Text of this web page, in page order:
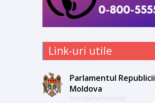
Link-uri utile
Parlamentul Republicii
Moldova
http://parlament.md/